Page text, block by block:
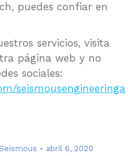
puedes confiar en
servicios, visita
página web y no
sociales:
seismousengineeringa
abril 6, 2020